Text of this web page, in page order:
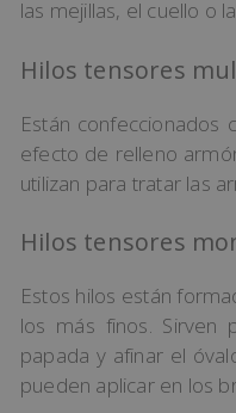
las mejillas, el cuello o
Hilos tensores
Están confeccionados
efecto de relleno
utilizan para tratar las
Hilos tensores
Estos hilos están
los más finos. Sirven
papada y afinar el
pueden aplicar en los